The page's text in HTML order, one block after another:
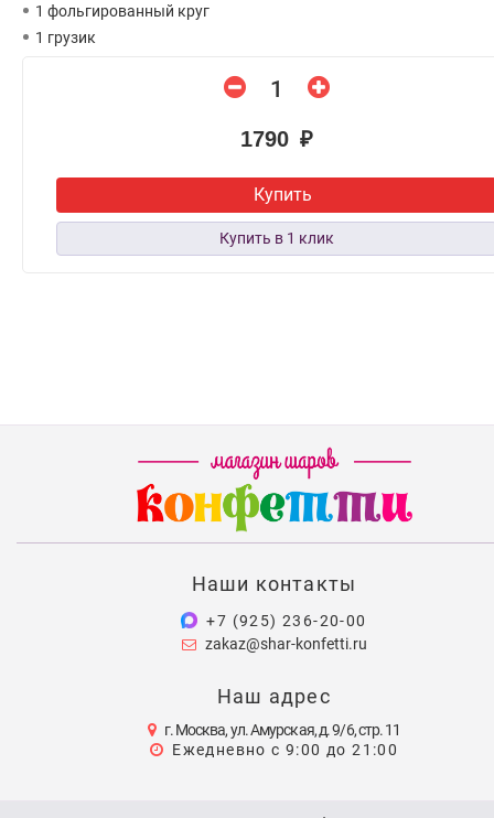
1 фольгированный круг
1 грузик
1790 ₽
Купить
Наши контакты
+7 (925) 236-20-00
zakaz@shar-konfetti.ru
Наш адрес
г. Москва, ул. Амурская, д. 9/6, стр. 11
Ежедневно с 9:00 до 21:00